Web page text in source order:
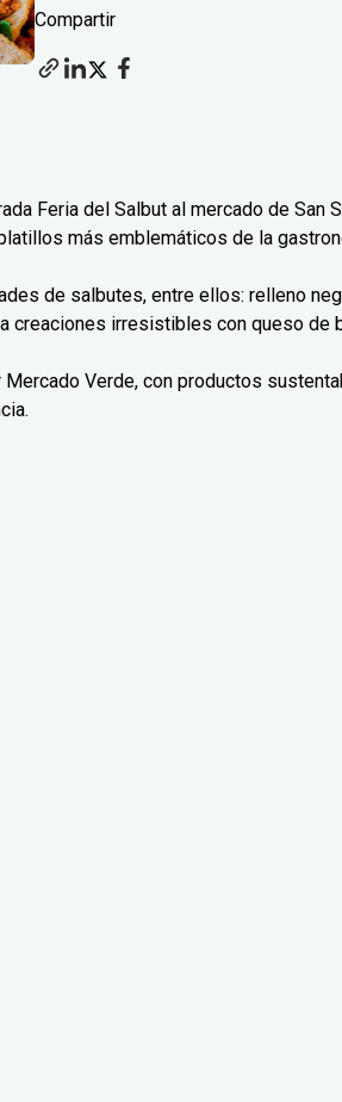
Compartir
Feria del Salbut al mercado de San
más emblemáticos de la
de salbutes, entre ellos: relleno
creaciones irresistibles con queso de
Verde, con productos